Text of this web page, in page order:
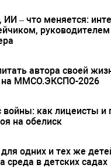
ИИ – что меняется:
автора своей
на ММСО.ЭКСПО-2026
войны: как лицеисты и
на обелиск
одних и тех же
среда в детских садах